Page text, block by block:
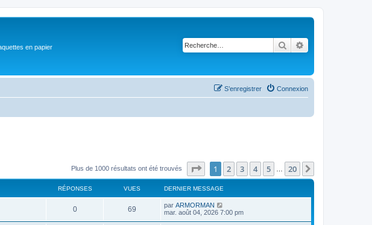
en papier Rechercher
Connexion
S’enregistrer
Plus de 1000 résultats ont été trouvés Page sur20
1 2 3 4 5 20
RÉPONSES VUES DERNIER MESSAGE
0 69 par ARMORMAN
mar. août 04, 2026 7:00 pm